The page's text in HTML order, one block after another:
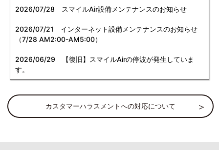
2026/07/28 スマイルAir設備メンテナンスのお知らせ
2026/07/21
インターネット設備メンテナンスのお知らせ
（7/28 AM2:00-AM5:00）
2026/06/29 【復旧】スマイルAirの停波が発生していま
す。
カスタマーハラスメントへの対応について